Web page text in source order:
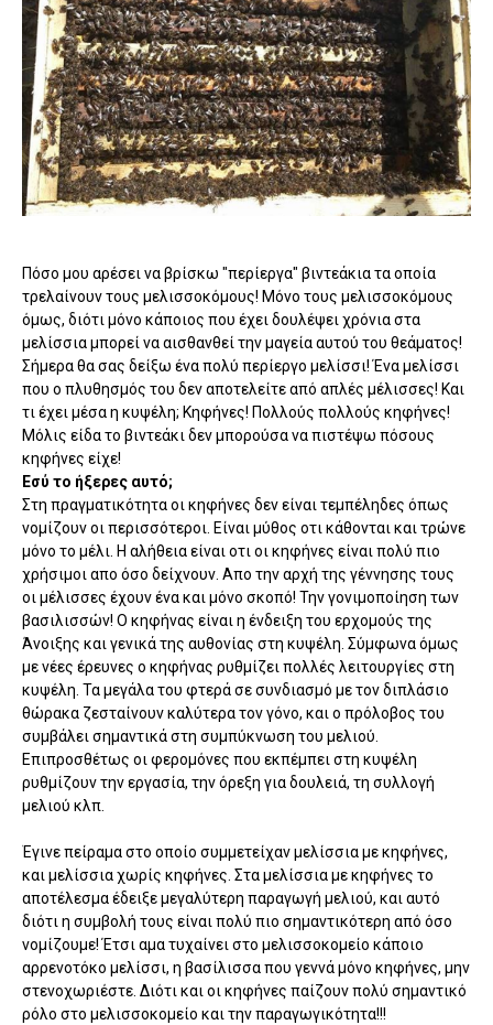
Πόσο μου αρέσει να βρίσκω "περίεργα" βιντεάκια τα οποία
τρελαίνουν τους μελισσοκόμους! Μόνο τους μελισσοκόμους
όμως, διότι μόνο κάποιος που έχει δουλέψει χρόνια στα
μελίσσια μπορεί να αισθανθεί την μαγεία αυτού του θεάματος!
Σήμερα θα σας δείξω ένα πολύ περίεργο μελίσσι! Ένα μελίσσι
που ο πλυθησμός του δεν αποτελείτε από απλές μέλισσες! Και
τι έχει μέσα η κυψέλη; Κηφήνες! Πολλούς πολλούς κηφήνες!
Μόλις είδα το βιντεάκι δεν μπορούσα να πιστέψω πόσους
κηφήνες είχε!
Εσύ το ήξερες αυτό;
Στη πραγματικότητα οι κηφήνες δεν είναι τεμπέληδες όπως
νομίζουν οι περισσότεροι. Είναι μύθος οτι κάθονται και τρώνε
μόνο το μέλι. Η αλήθεια είναι οτι οι κηφήνες είναι πολύ πιο
χρήσιμοι απο όσο δείχνουν. Απο την αρχή της γέννησης τους
οι μέλισσες έχουν ένα και μόνο σκοπό! Την γονιμοποίηση των
βασιλισσών! Ο κηφήνας είναι η ένδειξη του ερχομούς της
Άνοιξης και γενικά της αυθονίας στη κυψέλη. Σύμφωνα όμως
με νέες έρευνες ο κηφήνας ρυθμίζει πολλές λειτουργίες στη
κυψέλη. Τα μεγάλα του φτερά σε συνδιασμό με τον διπλάσιο
θώρακα ζεσταίνουν καλύτερα τον γόνο, και ο πρόλοβος του
συμβάλει σημαντικά στη συμπύκνωση του μελιού.
Επιπροσθέτως οι φερομόνες που εκπέμπει στη κυψέλη
ρυθμίζουν την εργασία, την όρεξη για δουλειά, τη συλλογή
μελιού κλπ.
Έγινε πείραμα στο οποίο συμμετείχαν μελίσσια με κηφήνες,
και μελίσσια χωρίς κηφήνες. Στα μελίσσια με κηφήνες το
αποτέλεσμα έδειξε μεγαλύτερη παραγωγή μελιού, και αυτό
διότι η συμβολή τους είναι πολύ πιο σημαντικότερη από όσο
νομίζουμε! Έτσι αμα τυχαίνει στο μελισσοκομείο κάποιο
αρρενοτόκο μελίσσι, η βασίλισσα που γεννά μόνο κηφήνες, μην
στενοχωριέστε. Διότι και οι κηφήνες παίζουν πολύ σημαντικό
ρόλο στο μελισσοκομείο και την παραγωγικότητα!!!